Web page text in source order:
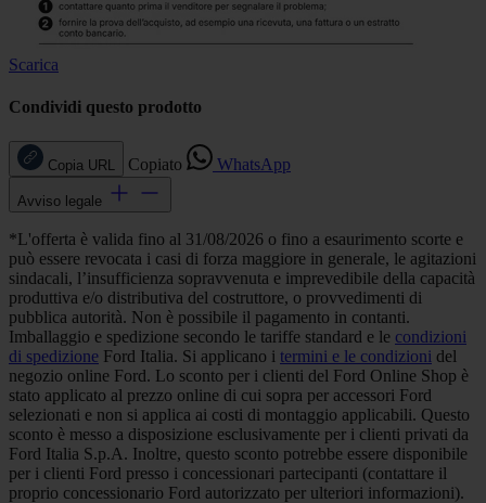
Scarica
Condividi questo prodotto
Copia URL Copiato WhatsApp
Avviso legale
*L'offerta è valida fino al 31/08/2026 o fino a esaurimento scorte e
può essere revocata i casi di forza maggiore in generale, le agitazioni
sindacali, l’insufficienza sopravvenuta e imprevedibile della capacità
produttiva e/o distributiva del costruttore, o provvedimenti di
pubblica autorità. Non è possibile il pagamento in contanti.
Imballaggio e spedizione secondo le tariffe standard e le condizioni
di spedizione Ford Italia. Si applicano i termini e le condizioni del
negozio online Ford. Lo sconto per i clienti del Ford Online Shop è
stato applicato al prezzo online di cui sopra per accessori Ford
selezionati e non si applica ai costi di montaggio applicabili. Questo
sconto è messo a disposizione esclusivamente per i clienti privati da
Ford Italia S.p.A. Inoltre, questo sconto potrebbe essere disponibile
per i clienti Ford presso i concessionari partecipanti (contattare il
proprio concessionario Ford autorizzato per ulteriori informazioni).